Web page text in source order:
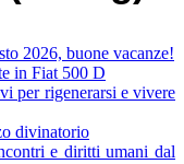
2026, buone vacanze!
in Fiat 500 D
per rigenerarsi e vivere
divinatorio
e diritti umani dal